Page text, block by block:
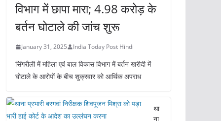
विभाग में छापा मारा; 4.98 करोड़ के
बर्तन घोटाले की जांच शुरू
January 31, 2025 India Today Post Hindi
सिंगरौली में महिला एवं बाल विकास विभाग में बर्तन खरीदी में
घोटाले के आरोपों के बीच शुक्रवार को आर्थिक अपराध
था
ना